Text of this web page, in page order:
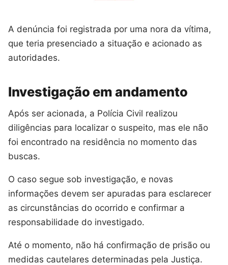
A denúncia foi registrada por uma nora da vítima,
que teria presenciado a situação e acionado as
autoridades.
Investigação em andamento
Após ser acionada, a Polícia Civil realizou
diligências para localizar o suspeito, mas ele não
foi encontrado na residência no momento das
buscas.
O caso segue sob investigação, e novas
informações devem ser apuradas para esclarecer
as circunstâncias do ocorrido e confirmar a
responsabilidade do investigado.
Até o momento, não há confirmação de prisão ou
medidas cautelares determinadas pela Justiça.